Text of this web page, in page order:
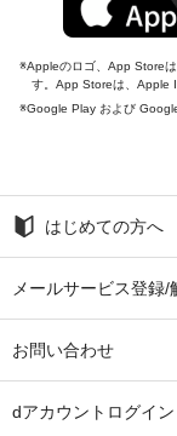
Appleのロゴ、App Store
す。App Storeは、Apple
Google Play および
はじめての方へ
メールサービス登録/
お問い合わせ
dアカウントログイン